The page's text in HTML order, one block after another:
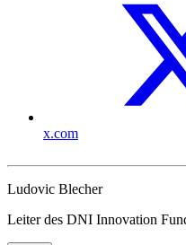
x.com
Ludovic Blecher
Leiter des DNI Innovation